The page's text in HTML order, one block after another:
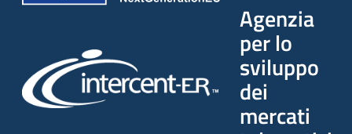
Agenzia
per lo
sviluppo
dei
mercati